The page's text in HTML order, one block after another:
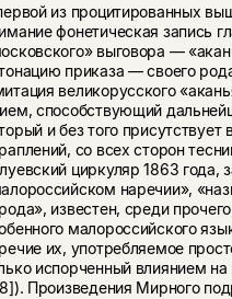
из процитированных
фонетическая запись
выговора —
приказа — своего
великорусского
способствующий
и без того
со всех сторон
циркуляр 1863 года,
наречии»,
известен, среди
малороссийского
их, употребляемое
испорченный влиянием
Произведения Мирного